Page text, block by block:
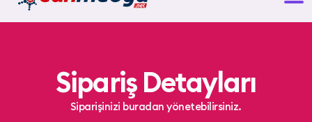
Sipariş Detayları
Siparişinizi buradan yönetebilirsiniz.